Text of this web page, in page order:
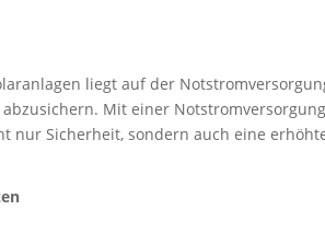
liegt auf der
Mit einer
nur Sicherheit, sondern auch eine